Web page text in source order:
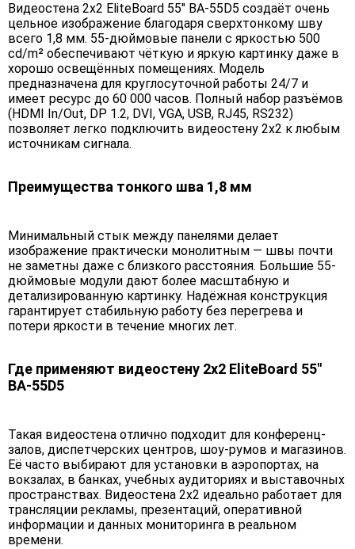
Видеостена 2х2 EliteBoard 55" BA-55D5 создаёт очень
цельное изображение благодаря сверхтонкому шву
всего 1,8 мм. 55-дюймовые панели с яркостью 500
cd/m² обеспечивают чёткую и яркую картинку даже в
хорошо освещённых помещениях. Модель
предназначена для круглосуточной работы 24/7 и
имеет ресурс до 60 000 часов. Полный набор разъёмов
(HDMI In/Out, DP 1.2, DVI, VGA, USB, RJ45, RS232)
позволяет легко подключить видеостену 2х2 к любым
источникам сигнала.
Преимущества тонкого шва 1,8 мм
Минимальный стык между панелями делает
изображение практически монолитным — швы почти
не заметны даже с близкого расстояния. Большие 55-
дюймовые модули дают более масштабную и
детализированную картинку. Надёжная конструкция
гарантирует стабильную работу без перегрева и
потери яркости в течение многих лет.
Где применяют видеостену 2х2 EliteBoard 55"
BA-55D5
Такая видеостена отлично подходит для конференц-
залов, диспетчерских центров, шоу-румов и магазинов.
Её часто выбирают для установки в аэропортах, на
вокзалах, в банках, учебных аудиториях и выставочных
пространствах. Видеостена 2х2 идеально работает для
трансляции рекламы, презентаций, оперативной
информации и данных мониторинга в реальном
времени.